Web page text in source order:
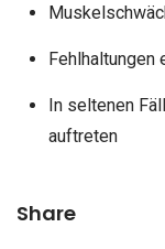
Fehlhaltungen
In seltenen
auftreten
Share